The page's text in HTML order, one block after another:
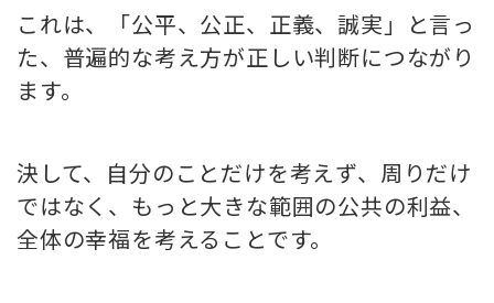
これは、「公平、公正、正義、誠実」と言っ
た、普遍的な考え方が正しい判断につながり
ます。
決して、自分のことだけを考えず、周りだけ
ではなく、もっと大きな範囲の公共の利益、
全体の幸福を考えることです。